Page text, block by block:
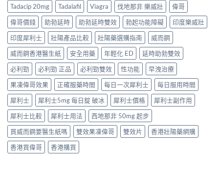
Tadacip 20mg
Tadalafil Viagra 伐地那非 樂威壯
偉哥
偉哥價錢
助勃延時 助勃延時雙效 勃起功能障礙
印度樂威壯
印度犀利士
壯陽產品比較 壯陽藥選購指南
威而鋼
威而鋼香港醫生紙
安全用藥 年輕化 ED
延時助勃雙效
必利勁
必利勁 正品 必利勁雙效 性功能
早洩治療
果凍偉哥效果
正確服藥時間 每日一次犀利士
每日服用時間
犀利士
犀利士5mg 每日錠 破冰 犀利士價格
犀利士副作用
犀利士比較
犀利士用法
西地那非 50mg 起步
買威而鋼要醫生紙嗎
雙效果凍偉哥 雙效片
香港壯陽藥網購
香港買偉哥
香港購買